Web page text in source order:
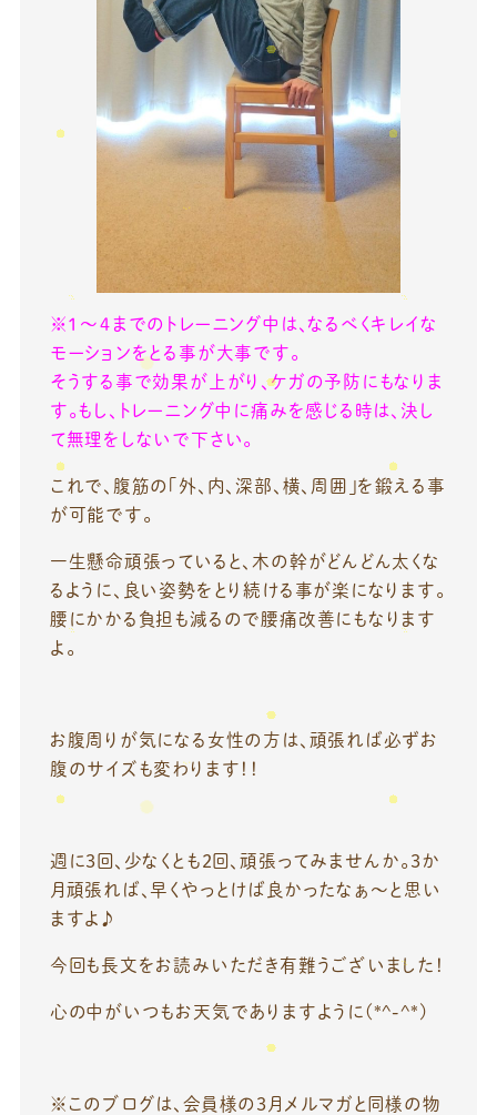
※１～４までのトレーニング中は、なるべくキレイな
モーションをとる事が大事です。
そうする事で効果が上がり、ケガの予防にもなりま
す。もし、トレーニング中に痛みを感じる時は、決し
て無理をしないで下さい。
これで、腹筋の「外、内、深部、横、周囲」を鍛える事
が可能です。
一生懸命頑張っていると、木の幹がどんどん太くな
るように、良い姿勢をとり続ける事が楽になります。
腰にかかる負担も減るので腰痛改善にもなります
よ。
お腹周りが気になる女性の方は、頑張れば必ずお
腹のサイズも変わります！！
週に3回、少なくとも2回、頑張ってみませんか。3か
月頑張れば、早くやっとけば良かったなぁ～と思い
ますよ♪
今回も長文をお読みいただき有難うございました！
心の中がいつもお天気でありますように(*^-^*)
※このブログは、会員様の3月メルマガと同様の物